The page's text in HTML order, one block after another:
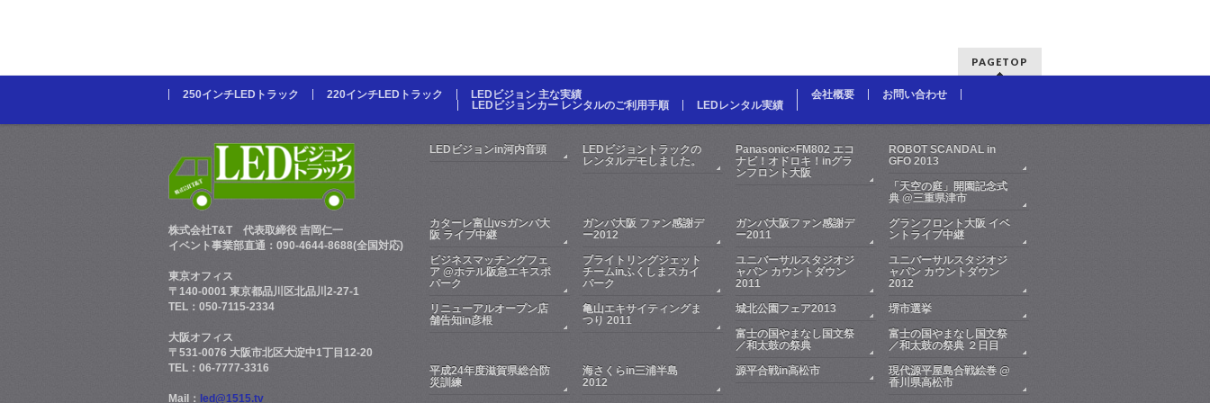
PAGETOP
250インチLEDトラック 220インチLEDトラック
LEDビジョン 主な実績
LEDビジョンカー レンタルのご利用手順
LEDレンタル実績
会社概要 お問い合わせ
株式会社T&T代表取締役 吉岡仁一
イベント事業部直通：090-4644-8688(全国対応)
東京オフィス
〒140-0001 東京都品川区北品川2-27-1
TEL：050-7115-2334
大阪オフィス
〒531-0076 大阪市北区大淀中1丁目12-20
TEL：06-7777-3316
Mail： led@1515.tv
LEDビジョンin河内音頭
LEDビジョントラックの
レンタルデモしました。
Panasonic×FM802 エコ
ナビ！オドロキ！inグラ
ンフロント大阪
ROBOT SCANDAL in
GFO 2013
「天空の庭」開園記念式
典 @三重県津市
カターレ富山vsガンバ大
阪 ライブ中継
ガンバ大阪 ファン感謝デ
ー2012
ガンバ大阪ファン感謝デ
ー2011
グランフロント大阪 イベ
ントライブ中継
ビジネスマッチングフェ
ア @ホテル阪急エキスポ
パーク
ブライトリングジェット
チームinふくしまスカイ
パーク
ユニバーサルスタジオジ
ャパン カウントダウン
2011
ユニバーサルスタジオジ
ャパン カウントダウン
2012
リニューアルオープン店
舗告知in彦根
亀山エキサイティングま
つり 2011
城北公園フェア2013
堺市選挙
富士の国やまなし国文祭
／和太鼓の祭典
富士の国やまなし国文祭
／和太鼓の祭典 ２日目
平成24年度滋賀県総合防
災訓練
海さくらin三浦半島
2012
源平合戦in高松市
現代源平屋島合戦絵巻 @
香川県高松市